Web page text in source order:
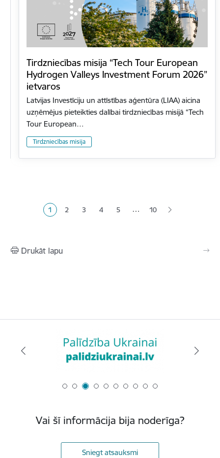
Tirdzniecības misija “Tech Tour European
Hydrogen Valleys Investment Forum 2026”
ietvaros
Latvijas Investīciju un attīstības aģentūra (LIAA) aicina
uzņēmējus pieteikties dalībai tirdzniecības misijā “Tech
Tour European…
Tirdzniecības misija
Pašreizējā lapa
1 Lapa
2 Lapa
3 Lapa
4 Lapa
5 … 10
Drukāt lapu
Vai šī informācija bija noderīga?
Sniegt atsauksmi